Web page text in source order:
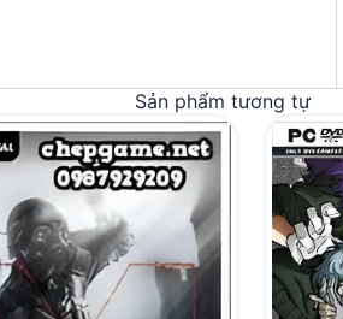
Sản phẩm tương tự